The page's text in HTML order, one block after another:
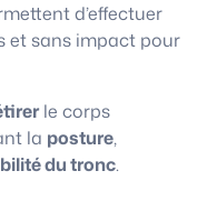
d’effectuer
et sans impact pour
le corps
la posture,
du tronc.